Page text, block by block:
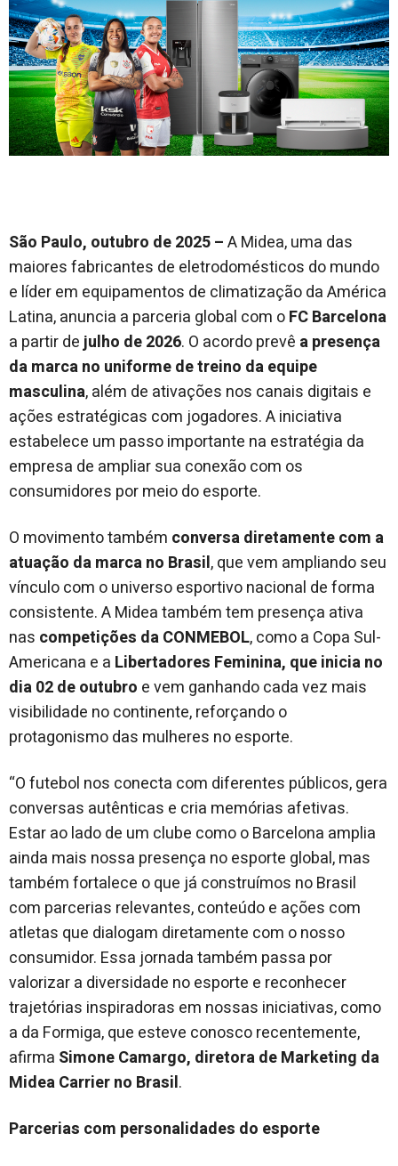
São Paulo, outubro de 2025 –A Midea, uma das
maiores fabricantes de eletrodomésticos do mundo
e líder em equipamentos de climatização da América
Latina, anuncia a parceria global com oFC Barcelona
a partir dejulho de 2026. O acordo prevê a presença
da marca no uniforme de treino da equipe
masculina, além de ativações nos canais digitais e
ações estratégicas com jogadores. A iniciativa
estabelece um passo importante na estratégia da
empresa de ampliar sua conexão com os
consumidores por meio do esporte.
O movimento também conversa diretamente com a
atuação da marca no Brasil, que vem ampliando seu
vínculo com o universo esportivo nacional de forma
consistente. A Midea também tem presença ativa
nas competições da CONMEBOL, como a Copa Sul-
Americana e a Libertadores Feminina, que inicia no
dia 02 de outubro e vem ganhando cada vez mais
visibilidade no continente, reforçando o
protagonismo das mulheres no esporte.
“O futebol nos conecta com diferentes públicos, gera
conversas autênticas e cria memórias afetivas.
Estar ao lado de um clube como o Barcelona amplia
ainda mais nossa presença no esporte global, mas
também fortalece o que já construímos no Brasil
com parcerias relevantes, conteúdo e ações com
atletas que dialogam diretamente com o nosso
consumidor. Essa jornada também passa por
valorizar a diversidade no esporte e reconhecer
trajetórias inspiradoras em nossas iniciativas, como
a da Formiga, que esteve conosco recentemente,
afirma Simone Camargo, diretora de Marketing da
Midea Carrier no Brasil.
Parcerias com personalidades do esporte